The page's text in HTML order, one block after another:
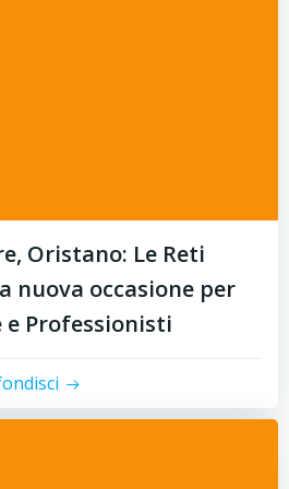
Oristano: Le Reti
nuova occasione per
e Professionisti